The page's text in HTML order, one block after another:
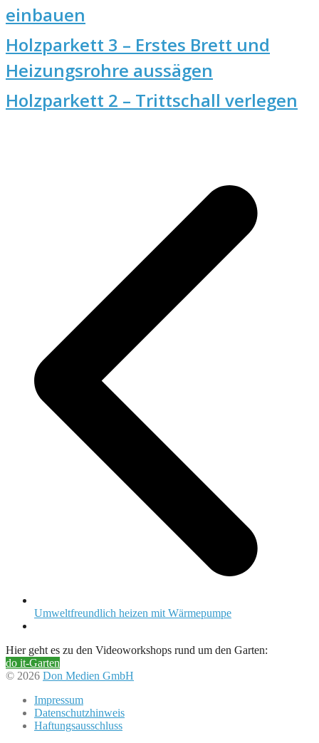
einbauen
Holzparkett 3 – Erstes Brett und
Heizungsrohre aussägen
Holzparkett 2 – Trittschall verlegen
Umweltfreundlich heizen mit Wärmepumpe
Hier geht es zu den Videoworkshops rund um den Garten:
do it-Garten
© 2026 Don Medien GmbH
Impressum
Datenschutzhinweis
Haftungsausschluss